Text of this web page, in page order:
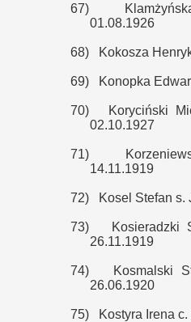
67)
01.08.1926
68) Kokosza
69) Konopka
70)
Koryciński
02.10.1927
71)
14.11.1919
72) Kosel Stefan s.
73)
Kosieradzki
26.11.1919
74)
Kosmalski
26.06.1920
75) Kostyra Irena